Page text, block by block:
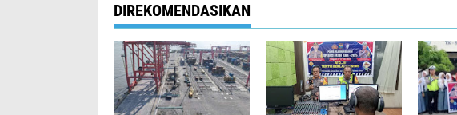
DIREKOMENDASIKAN